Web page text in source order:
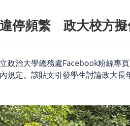
停頻繁 政大校方擬
政治大學總務處Facebook粉絲
規定。該貼文引發學生討論政大